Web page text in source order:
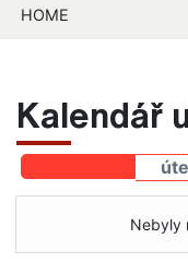
HOME
Kalendář
Nebyly